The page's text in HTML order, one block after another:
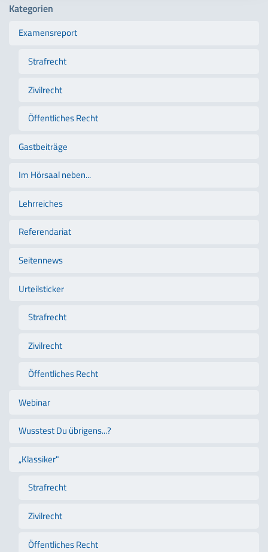
Kategorien
Examensreport
Strafrecht
Zivilrecht
Öffentliches Recht
Gastbeiträge
Im Hörsaal neben...
Lehrreiches
Referendariat
Seitennews
Urteilsticker
Strafrecht
Zivilrecht
Öffentliches Recht
Webinar
Wusstest Du übrigens...?
„Klassiker"
Strafrecht
Zivilrecht
Öffentliches Recht